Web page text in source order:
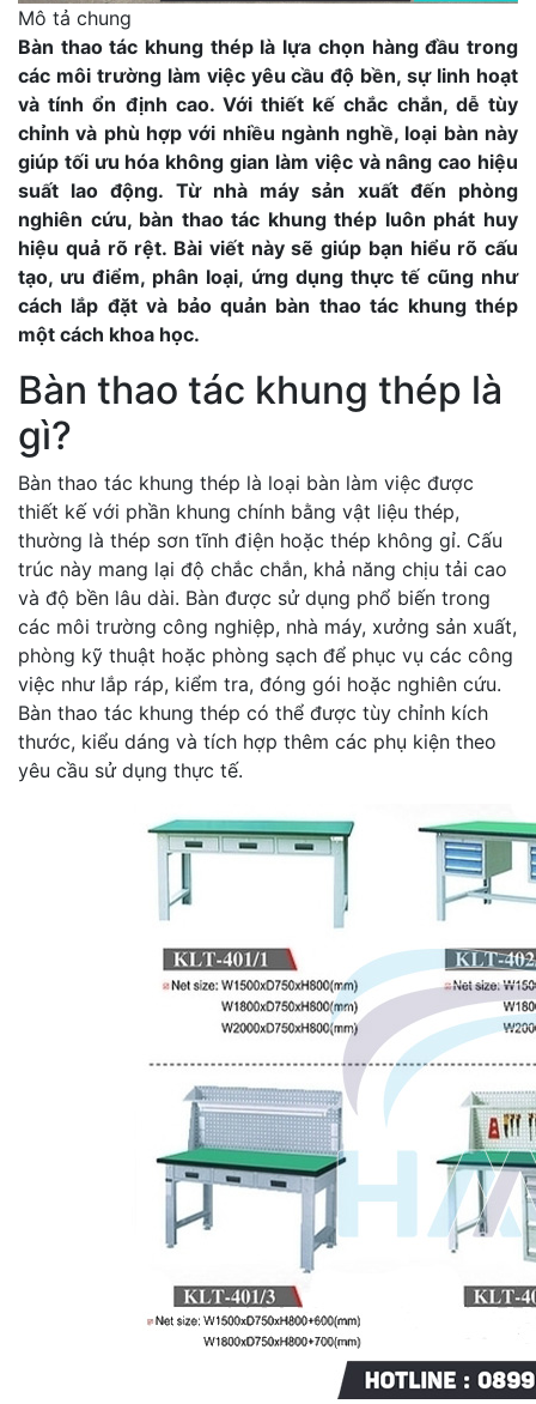
Mô tả chung
Bàn thao tác khung thép là lựa chọn hàng đầu trong
các môi trường làm việc yêu cầu độ bền, sự linh hoạt
và tính ổn định cao. Với thiết kế chắc chắn, dễ tùy
chỉnh và phù hợp với nhiều ngành nghề, loại bàn này
giúp tối ưu hóa không gian làm việc và nâng cao hiệu
suất lao động. Từ nhà máy sản xuất đến phòng
nghiên cứu, bàn thao tác khung thép luôn phát huy
hiệu quả rõ rệt. Bài viết này sẽ giúp bạn hiểu rõ cấu
tạo, ưu điểm, phân loại, ứng dụng thực tế cũng như
cách lắp đặt và bảo quản bàn thao tác khung thép
một cách khoa học.
Bàn thao tác khung thép là
gì?
Bàn thao tác khung thép là loại bàn làm việc được
thiết kế với phần khung chính bằng vật liệu thép,
thường là thép sơn tĩnh điện hoặc thép không gỉ. Cấu
trúc này mang lại độ chắc chắn, khả năng chịu tải cao
và độ bền lâu dài. Bàn được sử dụng phổ biến trong
các môi trường công nghiệp, nhà máy, xưởng sản xuất,
phòng kỹ thuật hoặc phòng sạch để phục vụ các công
việc như lắp ráp, kiểm tra, đóng gói hoặc nghiên cứu.
Bàn thao tác khung thép có thể được tùy chỉnh kích
thước, kiểu dáng và tích hợp thêm các phụ kiện theo
yêu cầu sử dụng thực tế.